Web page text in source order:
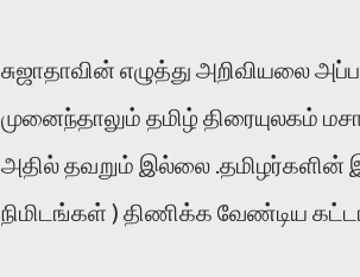
சுஜாதாவின் எழுத்து அறிவியலை
முனைந்தாலும் தமிழ் திரையுலகம்
அதில் தவறும் இல்லை
நிமிடங்கள் ) திணிக்க வேண்டிய